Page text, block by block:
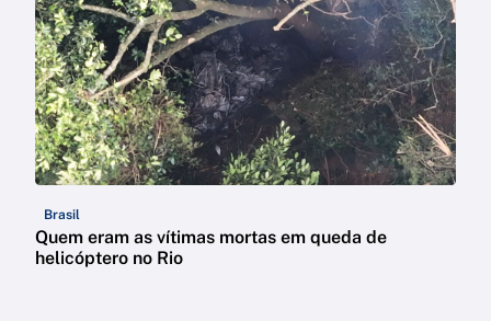
Brasil
Quem eram as vítimas mortas em queda de
helicóptero no Rio